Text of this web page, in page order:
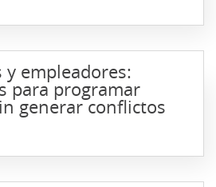
y empleadores:
para programar
generar conflictos